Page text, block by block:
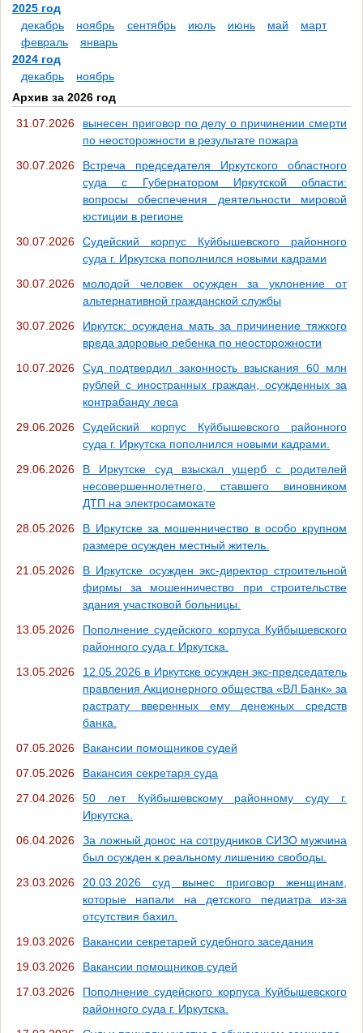
2025 год
декабрь
ноябрь сентябрь июль июнь май
март
февраль
январь
2024 год
декабрь
ноябрь
Архив за 2026 год
31.07.2026
вынесен приговор по делу о причинении смерти
по неосторожности в результате пожара
30.07.2026
Встреча председателя Иркутского областного
суда с Губернатором Иркутской области:
вопросы обеспечения деятельности мировой
юстиции в регионе
30.07.2026
Судейский корпус Куйбышевского районного
суда г. Иркутска пополнился новыми кадрами
30.07.2026
молодой человек осужден за уклонение от
альтернативной гражданской службы
30.07.2026
Иркутск: осуждена мать за причинение тяжкого
вреда здоровью ребенка по неосторожности
10.07.2026
Суд подтвердил законность взыскания 60 млн
рублей с иностранных граждан, осужденных за
контрабанду леса
29.06.2026
Судейский корпус Куйбышевского районного
суда г. Иркутска пополнился новыми кадрами.
29.06.2026
В Иркутске суд взыскал ущерб с родителей
несовершеннолетнего, ставшего виновником
ДТП на электросамокате
28.05.2026
В Иркутске за мошенничество в особо крупном
размере осужден местный житель.
21.05.2026
В Иркутске осужден экс-директор строительной
фирмы за мошенничество при строительстве
здания участковой больницы.
13.05.2026
Пополнение судейского корпуса Куйбышевского
районного суда г. Иркутска.
13.05.2026
12.05.2026 в Иркутске осужден экс-председатель
правления Акционерного общества «ВЛ Банк» за
растрату вверенных ему денежных средств
банка.
07.05.2026
Вакансии помощников судей
07.05.2026
Вакансия секретаря суда
27.04.2026
50 лет Куйбышевскому районному суду г.
Иркутска.
06.04.2026
За ложный донос на сотрудников СИЗО мужчина
был осужден к реальному лишению свободы.
23.03.2026
20.03.2026 суд вынес приговор женщинам,
которые напали на детского педиатра из-за
отсутствия бахил.
19.03.2026
Вакансии секретарей судебного заседания
19.03.2026
Вакансии помощников судей
17.03.2026
Пополнение судейского корпуса Куйбышевского
районного суда г. Иркутска.